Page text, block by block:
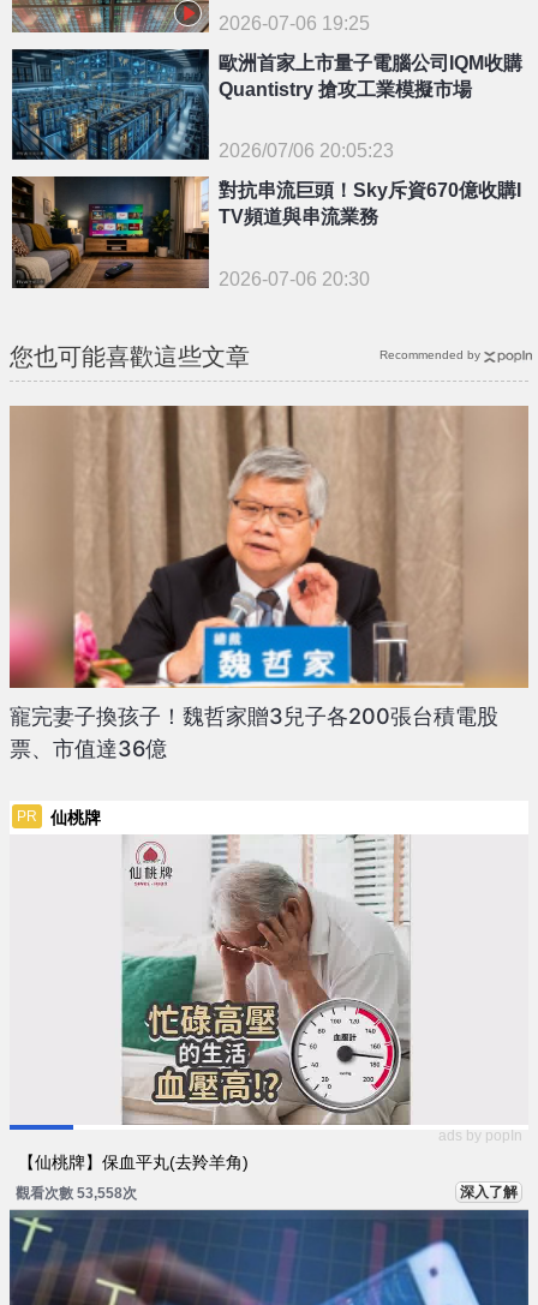
2026-07-06 19:25
{PLAYICON}
歐洲首家上市量子電腦公司IQM收購
Quantistry 搶攻工業模擬市場
2026/07/06 20:05:23
對抗串流巨頭！Sky斥資670億收購I
TV頻道與串流業務
2026-07-06 20:30
您也可能喜歡這些文章
寵完妻子換孩子！魏哲家贈3兒子各200張台積電股
票、市值達36億
PR 仙桃牌
ads by popIn
【仙桃牌】保血平丸(去羚羊角)
觀看次數 53,558次 深入了解
Recommended by